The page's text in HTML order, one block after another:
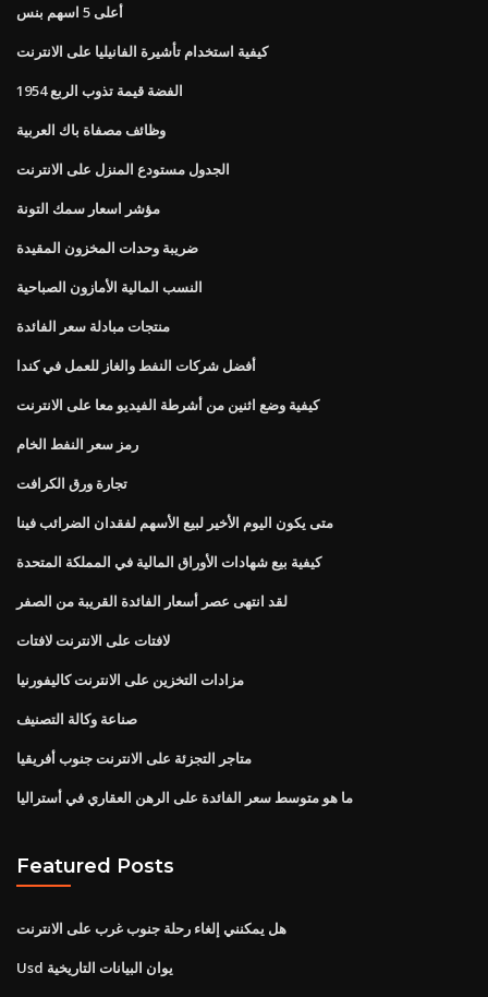
أعلى 5 اسهم بنس
كيفية استخدام تأشيرة الفانيليا على الانترنت
1954 الفضة قيمة تذوب الربع
وظائف مصفاة باك العربية
الجدول مستودع المنزل على الانترنت
مؤشر اسعار سمك التونة
ضريبة وحدات المخزون المقيدة
النسب المالية الأمازون الصباحية
منتجات مبادلة سعر الفائدة
أفضل شركات النفط والغاز للعمل في كندا
كيفية وضع اثنين من أشرطة الفيديو معا على الانترنت
رمز سعر النفط الخام
تجارة ورق الكرافت
متى يكون اليوم الأخير لبيع الأسهم لفقدان الضرائب فينا
كيفية بيع شهادات الأوراق المالية في المملكة المتحدة
لقد انتهى عصر أسعار الفائدة القريبة من الصفر
لافتات على الانترنت لافتات
مزادات التخزين على الانترنت كاليفورنيا
صناعة وكالة التصنيف
متاجر التجزئة على الانترنت جنوب أفريقيا
ما هو متوسط ​​سعر الفائدة على الرهن العقاري في أستراليا
Featured Posts
هل يمكنني إلغاء رحلة جنوب غرب على الانترنت
Usd يوان البيانات التاريخية